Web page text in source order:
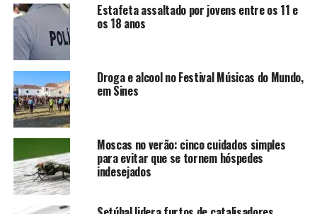
Estafeta assaltado por jovens entre os 11 e
os 18 anos
Droga e alcool no Festival Músicas do Mundo,
em Sines
Moscas no verão: cinco cuidados simples
para evitar que se tornem hóspedes
indesejados